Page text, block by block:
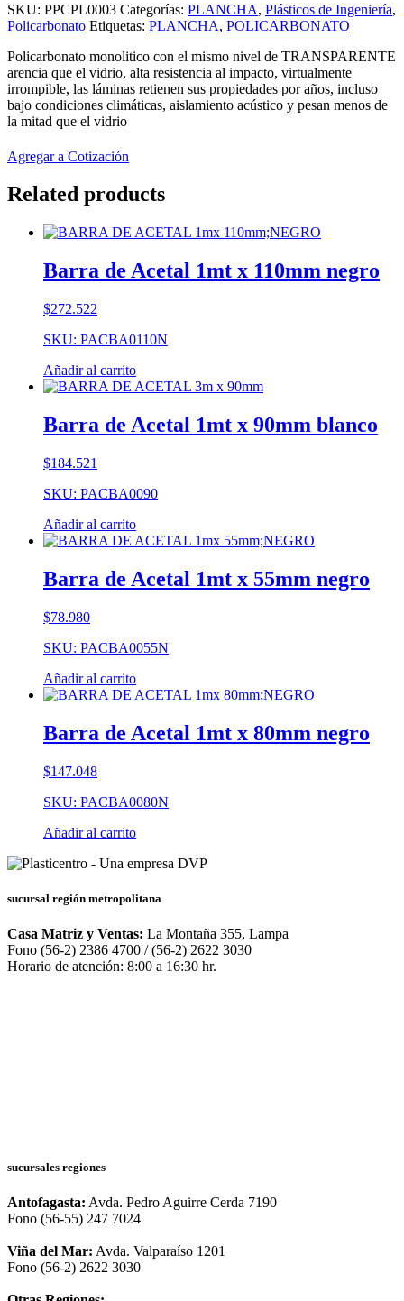
SKU: PPCPL0003 Categorías: PLANCHA, Plásticos de Ingeniería,
Policarbonato Etiquetas: PLANCHA, POLICARBONATO
Policarbonato monolitico con el mismo nivel de TRANSPARENTE
arencia que el vidrio, alta resistencia al impacto, virtualmente
irrompible, las láminas retienen sus propiedades por años, incluso
bajo condiciones climáticas, aislamiento acústico y pesan menos de
la mitad que el vidrio
Agregar a Cotización
Related products
Barra de Acetal 1mt x 110mm negro
$272.522
SKU: PACBA0110N
Añadir al carrito
Barra de Acetal 1mt x 90mm blanco
$184.521
SKU: PACBA0090
Añadir al carrito
Barra de Acetal 1mt x 55mm negro
$78.980
SKU: PACBA0055N
Añadir al carrito
Barra de Acetal 1mt x 80mm negro
$147.048
SKU: PACBA0080N
Añadir al carrito
sucursal región metropolitana
Casa Matriz y Ventas: La Montaña 355, Lampa
Fono (56-2) 2386 4700 / (56-2) 2622 3030
Horario de atención: 8:00 a 16:30 hr.
sucursales regiones
Antofagasta: Avda. Pedro Aguirre Cerda 7190
Fono (56-55) 247 7024
Viña del Mar: Avda. Valparaíso 1201
Fono (56-2) 2622 3030